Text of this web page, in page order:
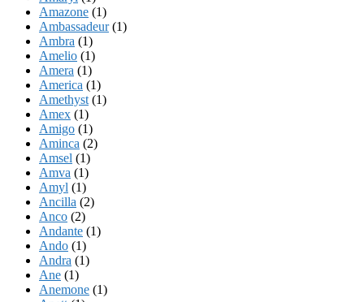
Amazone (1)
Ambassadeur(1)
Ambra (1)
Amelio (1)
Amera (1)
America (1)
Amethyst (1)
Amex (1)
Amigo (1)
Aminca (2)
Amsel (1)
Amva (1)
Amyl (1)
Ancilla (2)
Anco (2)
Andante (1)
Ando (1)
Andra (1)
Ane (1)
Anemone (1)